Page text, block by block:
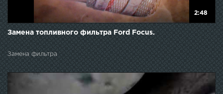
2:48
Замена топливного фильтра Ford Focus.
Замена фильтра